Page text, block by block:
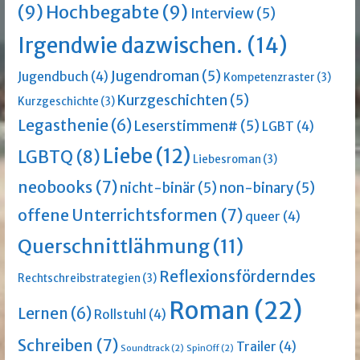
(9) Hochbegabte (9) Interview(5)
Irgendwie dazwischen. (14)
Jugendbuch (4) Jugendroman (5) Kompetenzraster (3)
Kurzgeschichte (3) Kurzgeschichten (5)
Legasthenie(6)Leserstimmen# (5) LGBT (4)
LGBTQ (8) Liebe(12) Liebesroman (3)
neobooks (7)nicht-binär(5) non-binary(5)
offene Unterrichtsformen (7) queer (4)
Querschnittlähmung(11)
Rechtschreibstrategien (3) Reflexionsförderndes
Lernen (6) Rollstuhl (4) Roman (22)
Schreiben (7) Soundtrack(2) SpinOff(2) Trailer (4)